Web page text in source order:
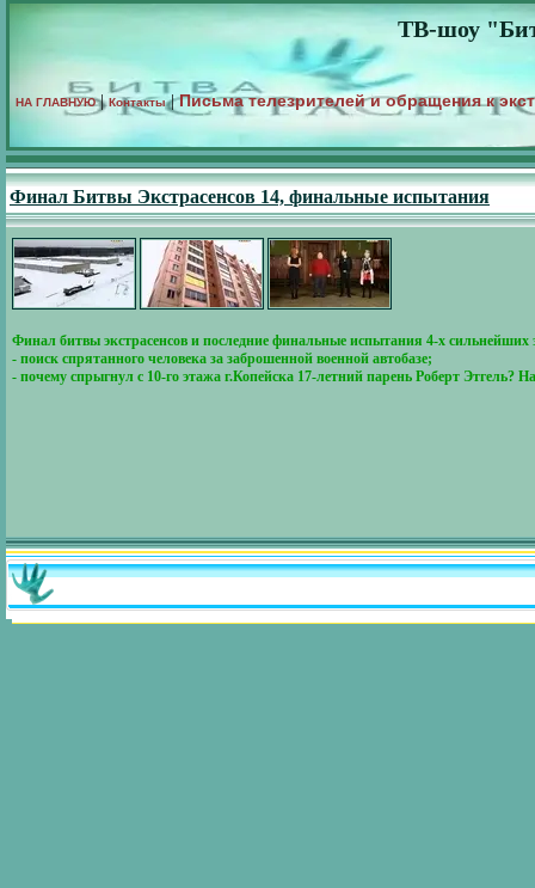
ТВ-шоу
НА ГЛАВНУЮ|Контакты|Письма телезрителей и обращения к
Финал Битвы Экстрасенсов 14, финальные испытания
Финал битвы экстрасенсов и последние финальные испытания 4-х сильнейших
- поиск спрятанного человека за заброшенной военной автобазе;
- почему спрыгнул с 10-го этажа г.Копейска 17-летний парень Роберт Этгель?